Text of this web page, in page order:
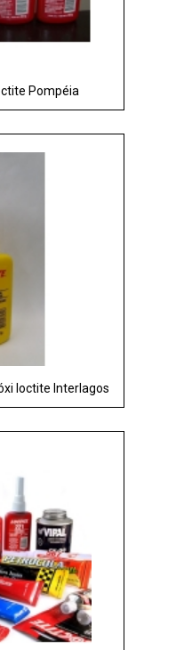
Pompéia
loctite Interlagos